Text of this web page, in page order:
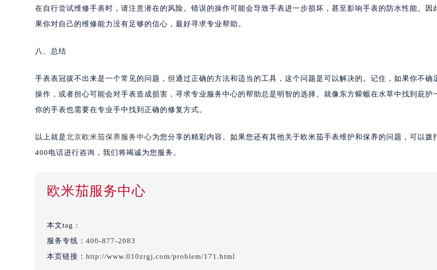
在自行尝试维修手表时，请注意潜在的风险。错误的操作可能会导致手表进一步损坏，甚至影响手表的防水性能。因
果你对自己的维修能力没有足够的信心，最好寻求专业帮助。
八、总结
手表表冠拔不出来是一个常见的问题，但通过正确的方法和适当的工具，这个问题是可以解决的。记住，如果你不确
操作，或者担心可能会对手表造成损害，寻求专业服务中心的帮助总是明智的选择。就像东方蝾螈在水草中找到庇护
你的手表也需要在专业手中找到正确的修复方式。
以上就是北京欧米茄保养服务中心为您分享的精彩内容。如果您还有其他关于欧米茄手表维护和保养的问题，可以拨
400电话进行咨询，我们将竭诚为您服务。
欧米茄服务中心
本文tag：
服务专线： 400-877-2083
本页链接： http://www.010zrgj.com/problem/171.html